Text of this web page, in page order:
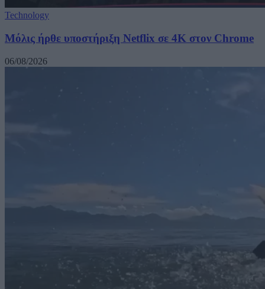
Technology
Μόλις ήρθε υποστήριξη Netflix σε 4K στον Chrome
06/08/2026